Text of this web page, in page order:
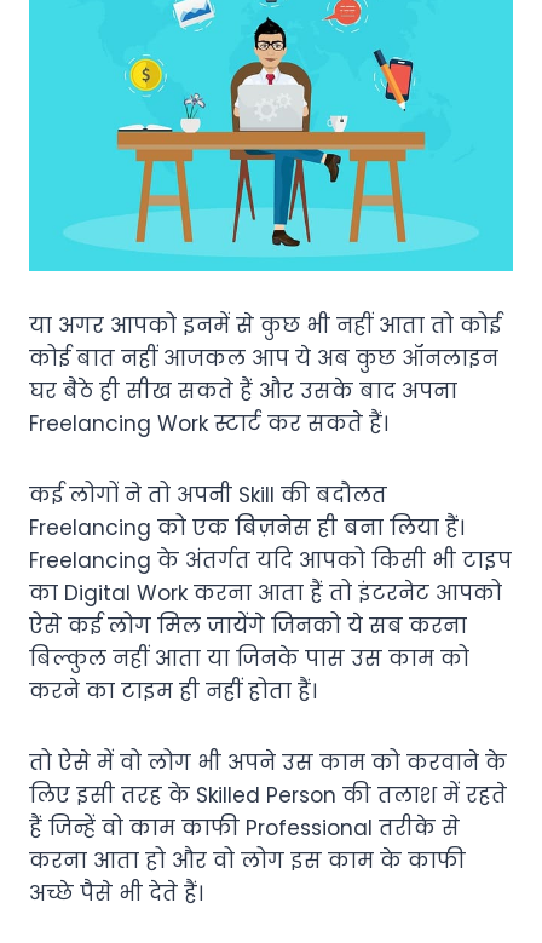
या अगर आपको इनमें से कुछ भी नहीं आता तो कोई
कोई बात नहीं आजकल आप ये अब कुछ ऑनलाइन
घर बैठे ही सीख सकते हैं और उसके बाद अपना
Freelancing Work स्टार्ट कर सकते हैं।
कई लोगों ने तो अपनी Skill की बदौलत
Freelancing को एक बिज़नेस ही बना लिया हैं।
Freelancing के अंतर्गत यदि आपको किसी भी टाइप
का Digital Work करना आता हैं तो इंटरनेट आपको
ऐसे कई लोग मिल जायेंगे जिनको ये सब करना
बिल्कुल नहीं आता या जिनके पास उस काम को
करने का टाइम ही नहीं होता हैं।
तो ऐसे में वो लोग भी अपने उस काम को करवाने के
लिए इसी तरह के Skilled Person की तलाश में रहते
हैं जिन्हें वो काम काफी Professional तरीके से
करना आता हो और वो लोग इस काम के काफी
अच्छे पैसे भी देते हैं।